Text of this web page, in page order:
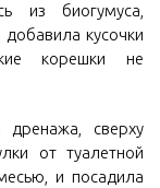
из биогумуса,
кусочки
корешки не
сверху
от туалетной
и посадила